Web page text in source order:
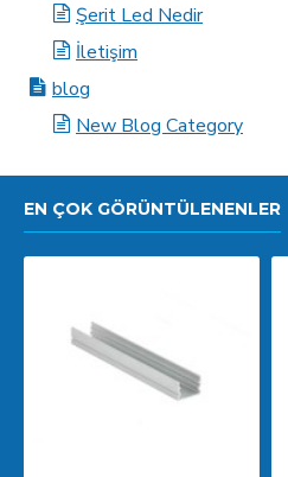
Şerit Led Nedir
İletişim
blog
New Blog Category
EN ÇOK GÖRÜNTÜLENENLER